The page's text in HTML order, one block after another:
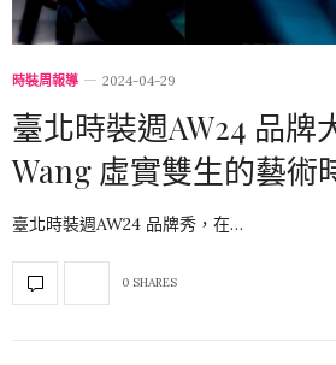
時裝周報導 2024-04-29
臺北時裝週AW24 品牌
Wang 虛實雙生的藝術
臺北時裝週AW24 品牌秀，在…
0 SHARES